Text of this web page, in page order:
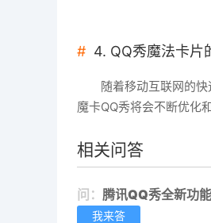
4. QQ秀魔法卡片
随着移动互联网的
魔卡QQ秀将会不断优化
相关问答
问： 腾讯QQ秀全新功
我来答